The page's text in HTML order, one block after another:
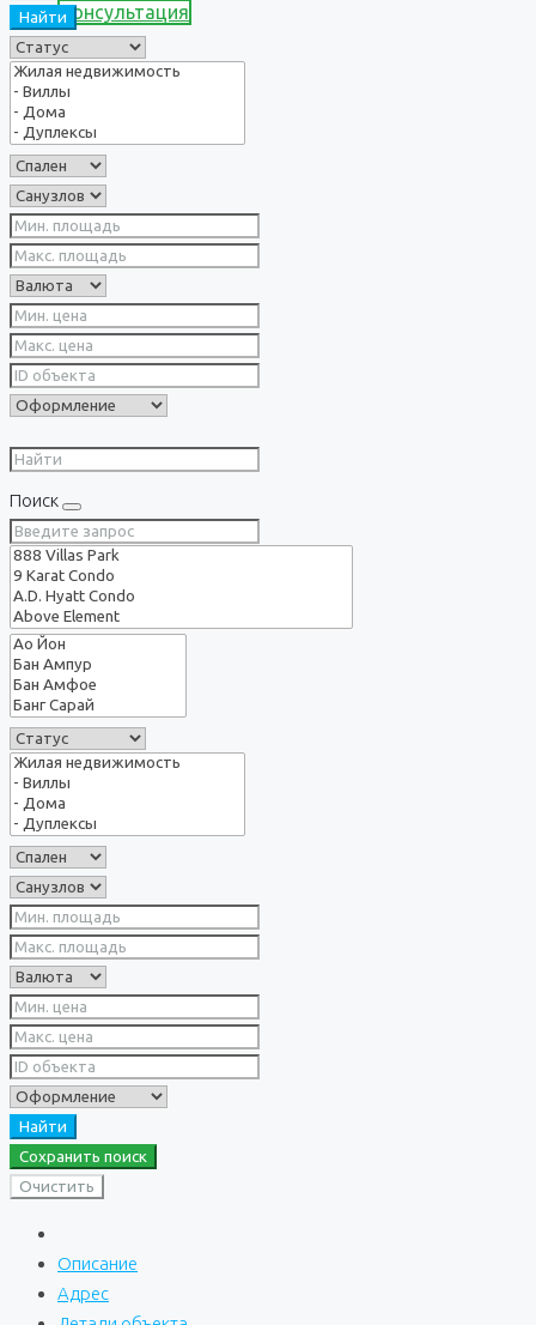
Консультация
Найти
Поиск
Найти
Сохранить поиск
Очистить
Описание
Адрес